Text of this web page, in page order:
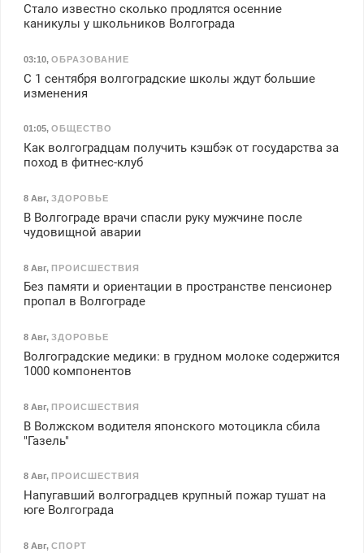
Стало известно сколько продлятся осенние
каникулы у школьников Волгограда
03:10, ОБРАЗОВАНИЕ
С 1 сентября волгоградские школы ждут большие
изменения
01:05, ОБЩЕСТВО
Как волгоградцам получить кэшбэк от государства за
поход в фитнес-клуб
8 Авг, ЗДОРОВЬЕ
В Волгограде врачи спасли руку мужчине после
чудовищной аварии
8 Авг, ПРОИСШЕСТВИЯ
Без памяти и ориентации в пространстве пенсионер
пропал в Волгограде
8 Авг, ЗДОРОВЬЕ
Волгоградские медики: в грудном молоке содержится
1000 компонентов
8 Авг, ПРОИСШЕСТВИЯ
В Волжском водителя японского мотоцикла сбила
"Газель"
8 Авг, ПРОИСШЕСТВИЯ
Напугавший волгоградцев крупный пожар тушат на
юге Волгограда
8 Авг, СПОРТ